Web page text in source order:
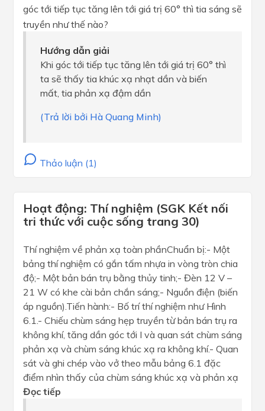
góc tới tiếp tục tăng lên tới giá trị 60° thì tia sáng sẽ
truyền như thế nào?
Hướng dẫn giải
Khi góc tới tiếp tục tăng lên tới giá trị 60° thì
ta sẽ thấy tia khúc xạ nhạt dần và biến
mất, tia phản xạ đậm dần
(Trả lời bởi Hà Quang Minh)
Thảo luận (1)
Hoạt động: Thí nghiệm (SGK Kết nối
tri thức với cuộc sống trang 30)
Thí nghiệm về phản xạ toàn phầnChuẩn bị:- Một
bảng thí nghiệm có gắn tấm nhựa in vòng tròn chia
độ;- Một bản bán trụ bằng thủy tinh;- Đèn 12 V –
21 W có khe cài bản chắn sáng;- Nguồn điện (biến
áp nguồn).Tiến hành:- Bố trí thí nghiệm như Hình
6.1.- Chiếu chùm sáng hẹp truyền từ bản bán trụ ra
không khí, tăng dần góc tới I và quan sát chùm sáng
phản xạ và chùm sáng khúc xạ ra không khí.- Quan
sát và ghi chép vào vở theo mẫu bảng 6.1 đặc
điểm nhìn thấy của chùm sáng khúc xạ và phản xạ
Đọc tiếp